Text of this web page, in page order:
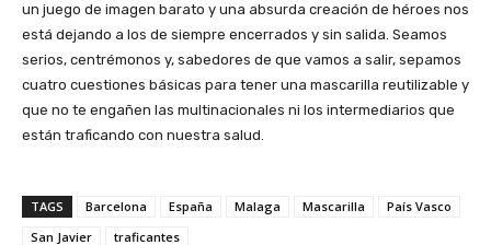
un juego de imagen barato y una absurda creación de héroes nos
está dejando a los de siempre encerrados y sin salida. Seamos
serios, centrémonos y, sabedores de que vamos a salir, sepamos
cuatro cuestiones básicas para tener una mascarilla reutilizable y
que no te engañen las multinacionales ni los intermediarios que
están traficando con nuestra salud.
TAGS Barcelona España Malaga Mascarilla
País Vasco
San Javier
traficantes